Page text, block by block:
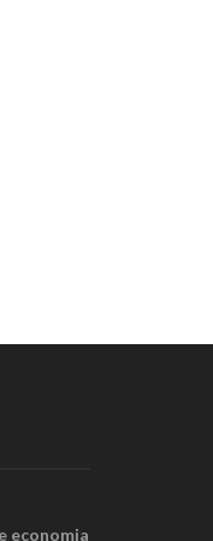
economia